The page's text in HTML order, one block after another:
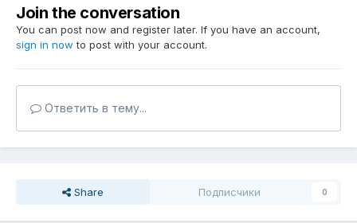
Join the conversation
You can post now and register later. If you have an account,
sign in now to post with your account.
Ответить в тему...
Share Подписчики 0